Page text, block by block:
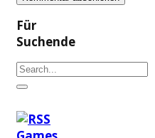
Für
Suchende